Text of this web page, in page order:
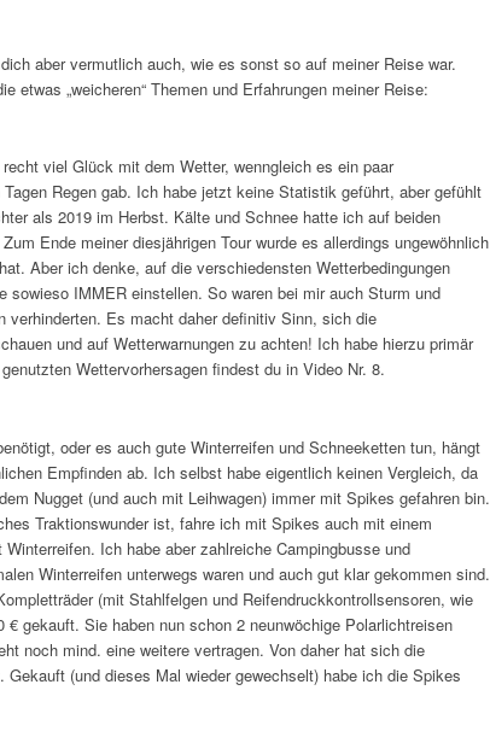
aber vermutlich auch, wie es sonst so auf meiner Reise war.
etwas „weicheren“ Themen und Erfahrungen meiner Reise:
viel Glück mit dem Wetter, wenngleich es ein paar
Regen gab. Ich habe jetzt keine Statistik geführt, aber gefühlt
als 2019 im Herbst. Kälte und Schnee hatte ich auf beiden
Ende meiner diesjährigen Tour wurde es allerdings ungewöhnlich
Aber ich denke, auf die verschiedensten Wetterbedingungen
sowieso IMMER einstellen. So waren bei mir auch Sturm und
verhinderten. Es macht daher definitiv Sinn, sich die
und auf Wetterwarnungen zu achten! Ich habe hierzu primär
Wettervorhersagen findest du in Video Nr. 8.
oder es auch gute Winterreifen und Schneeketten tun, hängt
Empfinden ab. Ich selbst habe eigentlich keinen Vergleich, da
Nugget (und auch mit Leihwagen) immer mit Spikes gefahren bin.
Traktionswunder ist, fahre ich mit Spikes auch mit einem
Ich habe aber zahlreiche Campingbusse und
Winterreifen unterwegs waren und auch gut klar gekommen sind.
(mit Stahlfelgen und Reifendruckkontrollsensoren, wie
gekauft. Sie haben nun schon 2 neunwöchige Polarlichtreisen
noch mind. eine weitere vertragen. Von daher hat sich die
(und dieses Mal wieder gewechselt) habe ich die Spikes